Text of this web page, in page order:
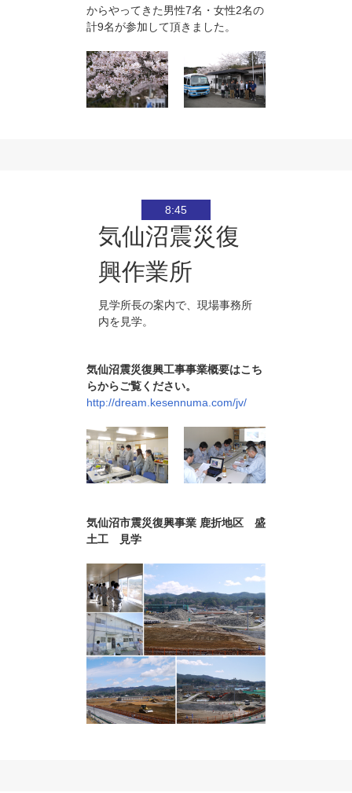
からやってきた男性7名・女性2名の
計9名が参加して頂きました。
8:45
気仙沼震災復
興作業所
見学所長の案内で、現場事務所
内を見学。
気仙沼震災復興工事事業概要はこち
らからご覧ください。
http://dream.kesennuma.com/jv/
気仙沼市震災復興事業 鹿折地区 盛
土工 見学